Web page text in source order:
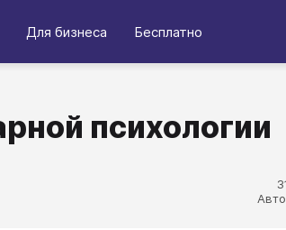
Для бизнеса Бесплатно
психологии